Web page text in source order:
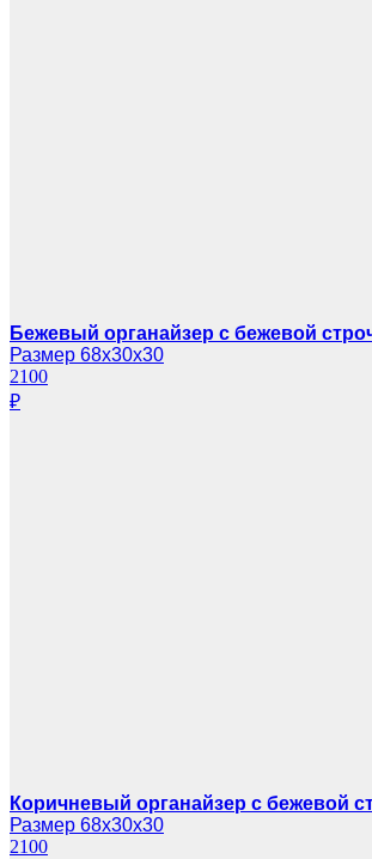
Бежевый органайзер с бежевой
Размер 68х30х30
2100
₽
Коричневый органайзер с бежевой
Размер 68х30х30
2100